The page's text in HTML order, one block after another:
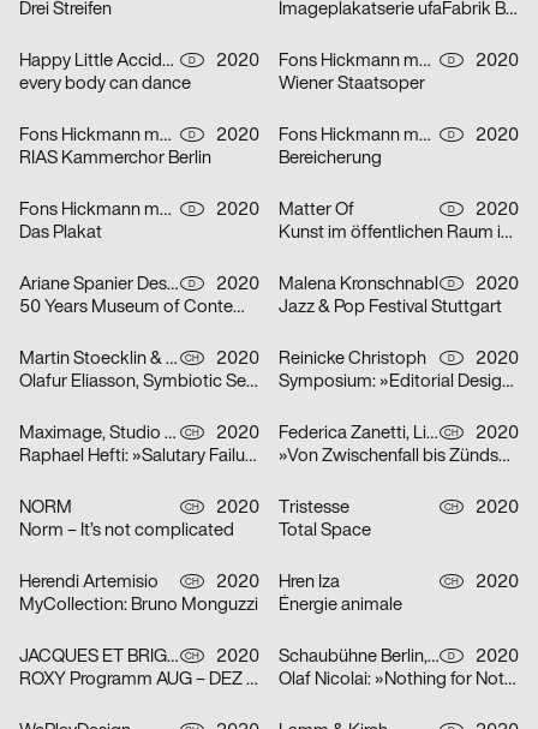
Drei Streifen
Imageplakatserie ufaFabrik Berlin
Happy Little Accidents D
2020
every body can dance
Fons Hickmann m23 D
2020
Wiener Staatsoper
Fons Hickmann m23 D
2020
RIAS Kammerchor Berlin
Fons Hickmann m23 D
2020
Bereicherung
Fons Hickmann m23 D
2020
Das Plakat
Matter Of D
2020
Kunst im öffentlichen Raum in Stuttgart
Ariane Spanier Design D
2020
50 Years Museum of Contemporary Art Skopje
Malena Kronschnabl D
2020
Jazz & Pop Festival Stuttgart
Martin Stoecklin & Melina Wilson CH
2020
Olafur Eliasson, Symbiotic Seeing, Kunsthaus Zürich
Reinicke Christoph D
2020
Symposium: »Editorial Design Now«
Maximage, Studio Raphael Hefti CH
2020
Raphael Hefti: »Salutary Failures«
Federica Zanetti, Linggi Annina CH
2020
»Von Zwischenfall bis Zündschnur« – Sammlungsausstellung der Hochschule Luzern – Design & Kunst
NORM CH
2020
Norm – It’s not complicated
Tristesse CH
2020
Total Space
Herendi Artemisio CH
2020
MyCollection: Bruno Monguzzi
Hren Iza CH
2020
Énergie animale
JACQUES ET BRIGITTE CH
2020
ROXY Programm AUG – DEZ 2020
Schaubühne Berlin, Olaf Nicolai D
2020
Olaf Nicolai: »Nothing for Nothing/Try again«